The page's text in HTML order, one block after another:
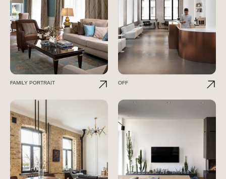
FAMILY PORTRAIT OFF